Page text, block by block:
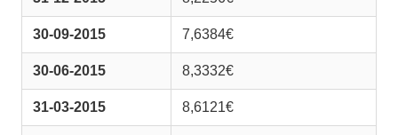
30-09-2015 7,6384€
30-06-2015 8,3332€
31-03-2015 8,6121€